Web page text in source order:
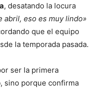
, desatando la locura
abril, eso es muy lindo»
que el equipo
la temporada pasada.
ser la primera
sino porque confirma